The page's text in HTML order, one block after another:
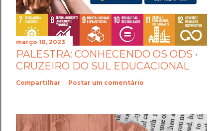
março 10, 2023
PALESTRA: CONHECENDO OS ODS •
CRUZEIRO DO SUL EDUCACIONAL
Compartilhar Postar um comentário